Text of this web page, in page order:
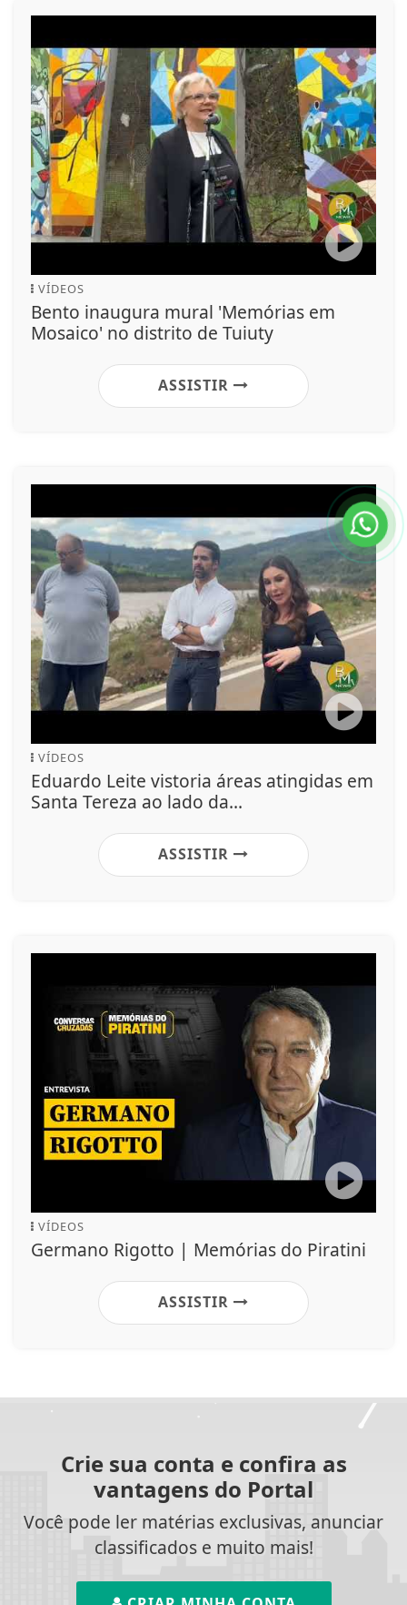
VÍDEOS
Bento inaugura mural 'Memórias em
Mosaico' no distrito de Tuiuty
ASSISTIR
VÍDEOS
Eduardo Leite vistoria áreas atingidas em
Santa Tereza ao lado da...
ASSISTIR
VÍDEOS
Germano Rigotto | Memórias do Piratini
ASSISTIR
Crie sua conta e confira as
vantagens do Portal
Você pode ler matérias exclusivas, anunciar
classificados e muito mais!